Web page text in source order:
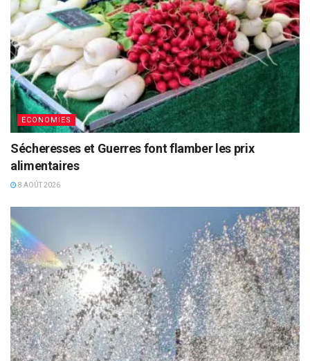
ECONOMIES
Sécheresses et Guerres font flamber les prix
alimentaires
8 AOÛT 2026